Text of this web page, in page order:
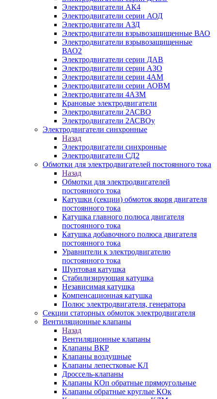
Электродвигатели АК4
Электродвигатели серии АОД
Электродвигатели АЗД
Электродвигатели взрывозащищенные ВАО
Электродвигатели взрывозащищенные
ВАО2
Электродвигатели серии ДАВ
Электродвигатели серии АЗО
Электродвигатели серии 4АМ
Электродвигатели серии АОВМ
Электродвигатели 4АЗМ
Крановые электродвигатели
Электродвигатели 2АСВО
Электродвигатели 2АСВОу
Электродвигатели синхронные
Назад
Электродвигатели синхронные
Электродвигатели СД2
Обмотки для электродвигателей постоянного тока
Назад
Обмотки для электродвигателей
постоянного тока
Катушки (секции) обмоток якоря двигателя
постоянного тока
Катушка главного полюса двигателя
постоянного тока
Катушка добавочного полюса двигателя
постоянного тока
Уравнители к электродвигателю
постоянного тока
Шунтовая катушка
Стабилизирующая катушка
Независимая катушка
Компенсационная катушка
Полюс электродвигателя, генератора
Секции статорных обмоток электродвигателя
Вентиляционные клапаны
Назад
Вентиляционные клапаны
Клапаны ВКР
Клапаны воздушные
Клапаны лепестковые КЛ
Дроссель-клапаны
Клапаны КОп обратные прямоугольные
Клапаны обратные круглые КОк